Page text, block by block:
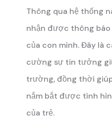
Thông qua hệ thống
nhận được thông
của con mình. Đây là
cường sự tin tưởng
trường, đồng thời
nắm bắt được tình
của trẻ.